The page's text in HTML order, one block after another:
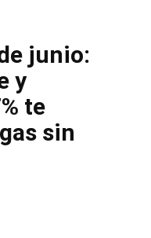
junio:
y
te
sin